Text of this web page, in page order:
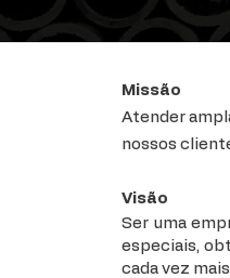
Missão
Atender
nossos
Visão
Ser uma
especiais,
cada vez